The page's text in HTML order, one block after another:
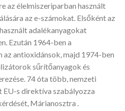
az élelmiszeriparban használt
az e-számokat. Elsőként az
adalékanyagokat
Ezután 1964-ben a
antioxidánsok, majd 1974-ben
sűrítőanyagok és
74 óta több, nemzeti
s direktíva szabályozza
Márianosztra .